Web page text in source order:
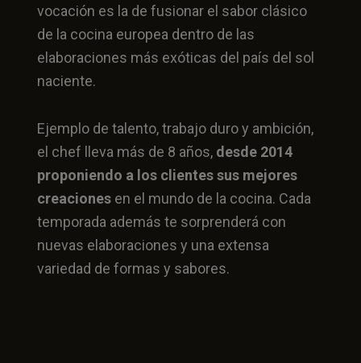
vocación es la de fusionar el sabor clásico
de la cocina europea dentro de las
elaboraciones más exóticas del país del sol
naciente.
Ejemplo de talento, trabajo duro y ambición,
el chef lleva más de 8 años, desde 2014
proponiendo a los clientes sus mejores
creaciones en el mundo de la cocina. Cada
temporada además te sorprenderá con
nuevas elaboraciones y una extensa
variedad de formas y sabores.